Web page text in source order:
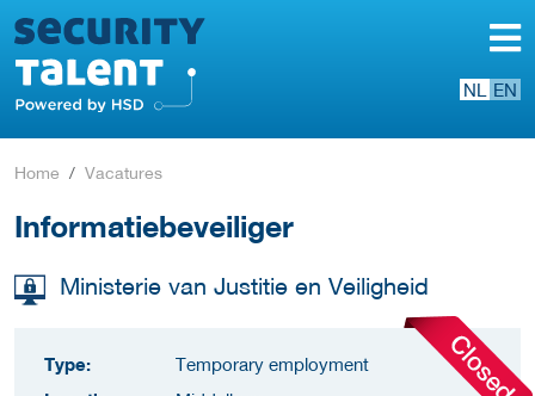
NL EN
Home Vacatures
Informatiebeveiliger
Ministerie van Justitie en Veiligheid
Type:
Temporary employment